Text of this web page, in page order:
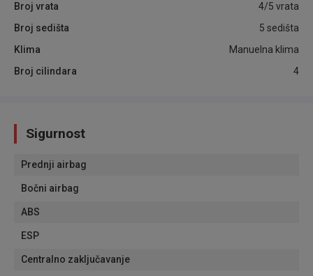
Broj vrata
4/5 vrata
Broj sedišta
5 sedišta
Klima
Manuelna klima
Broj cilindara
4
Sigurnost
Prednji airbag
Bočni airbag
ABS
ESP
Centralno zaključavanje